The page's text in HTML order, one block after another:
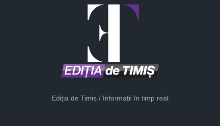
Ediția de Timiș / Informații în timp real